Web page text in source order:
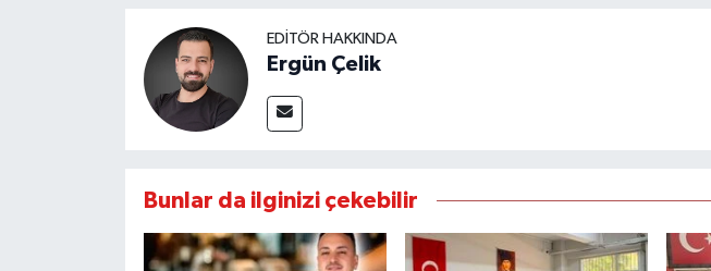
EDITÖR HAKKINDA
Ergün Çelik
Bunlar da ilginizi çekebilir